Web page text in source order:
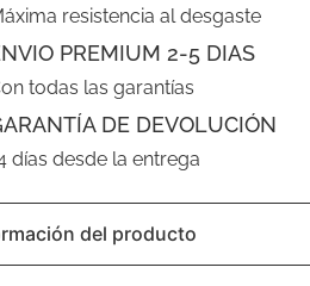
resistencia al desgaste
PREMIUM 2-5 DIAS
todas las garantías
DE DEVOLUCIÓN
días desde la entrega
del producto